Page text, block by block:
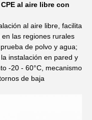
al aire libre con
al aire libre, facilita
las regiones rurales
de polvo y agua;
instalación en pared y
-20 - 60°C, mecanismo
de baja